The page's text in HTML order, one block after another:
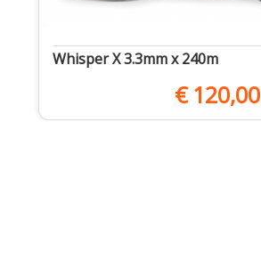
Whisper X 3.3mm x 240m
€120,00